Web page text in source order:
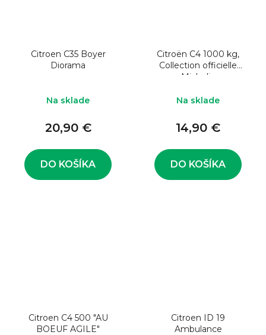
Citroen C35 Boyer
Diorama
Na sklade
20,90 €
DO KOŠÍKA
Citroën C4 1000 kg,
Collection officielle
Michelin
Na sklade
14,90 €
DO KOŠÍKA
Citroen C4 500 "AU
BOEUF AGILE"
Citroen ID 19
Ambulance